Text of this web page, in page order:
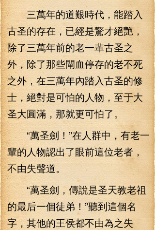
三萬年的道艱時代，能踏入
古圣的存在，已經是驚才絕艷，
除了三萬年前的老一輩古圣之
外，除了那些閘血停存的老不死
之外，在三萬年內踏入古圣的修
士，絕對是可怕的人物，至于大
圣大圓滿，那就更可怕了。
“萬圣劍！”在人群中，有老一
輩的人物認出了眼前這位老者，
不由失聲道。
“萬圣劍，傳說是圣天教老祖
的最后一個徒弟！”聽到這個名
字，其他的王侯都不由為之失